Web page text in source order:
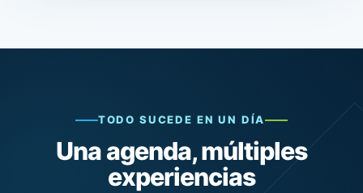
TODO SUCEDE EN UN DÍA
Una agenda, múltiples
experiencias